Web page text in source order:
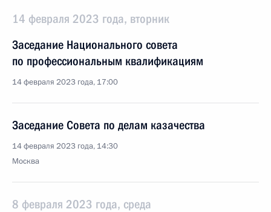
14 февраля 2023 года, вторник
Заседание Национального совета
по профессиональным квалификациям
14 февраля 2023 года, 17:00
Заседание Совета по делам казачества
14 февраля 2023 года, 14:30
Москва
8 февраля 2023 года, среда